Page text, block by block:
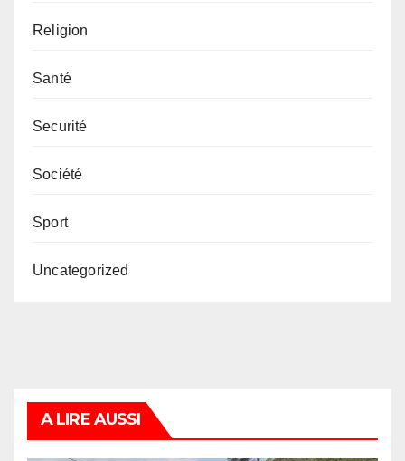
Religion
Santé
Securité
Société
Sport
Uncategorized
A LIRE AUSSI